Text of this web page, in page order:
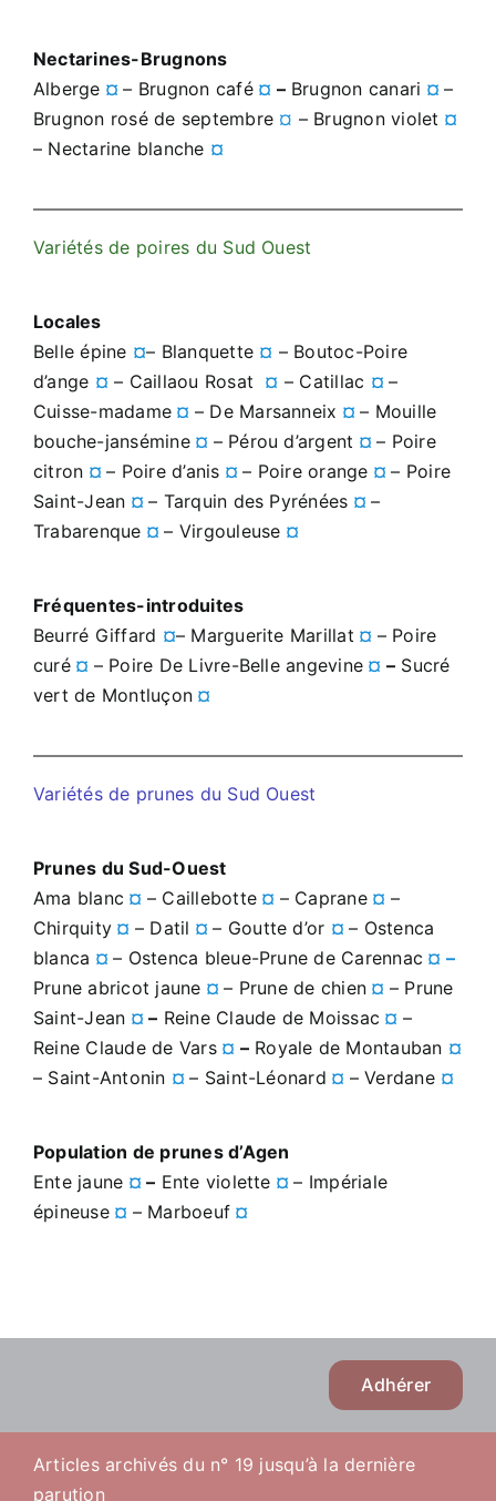
Nectarines-Brugnons
Alberge ¤– Brugnon café¤ –Brugnon canari ¤–
Brugnon rosé de septembre ¤ – Brugnon violet ¤
– Nectarine blanche ¤
Variétés de poires du Sud Ouest
Locales
Belle épine ¤– Blanquette ¤ – Boutoc-Poire
d’ange ¤ – Caillaou Rosat ¤ – Catillac ¤–
Cuisse-madame ¤ – De Marsanneix ¤– Mouille
bouche-jansémine ¤ – Pérou d’argent ¤– Poire
citron ¤– Poire d’anis ¤– Poire orange ¤– Poire
Saint-Jean ¤– Tarquin des Pyrénées ¤–
Trabarenque ¤– Virgouleuse ¤
Fréquentes-introduites
Beurré Giffard ¤– Marguerite Marillat ¤ – Poire
curé¤ – Poire De Livre-Belle angevine ¤ – Sucré
vert de Montluçon ¤
Variétés de prunes du Sud Ouest
Prunes du Sud-Ouest
Ama blanc ¤ – Caillebotte ¤ – Caprane¤ –
Chirquity ¤ – Datil ¤– Goutte d’or ¤– Ostenca
blanca ¤– Ostenca bleue-Prune de Carennac ¤ –
Prune abricot jaune ¤– Prune de chien ¤ – Prune
Saint-Jean ¤– Reine Claude de Moissac ¤ –
Reine Claude de Vars¤ –Royale de Montauban ¤
– Saint-Antonin ¤– Saint-Léonard ¤ – Verdane ¤
Population de prunes d’Agen
Ente jaune ¤ – Ente violette ¤– Impériale
épineuse¤ – Marboeuf ¤
Adhérer
Articles archivés du n° 19 jusqu’à la dernière
parution